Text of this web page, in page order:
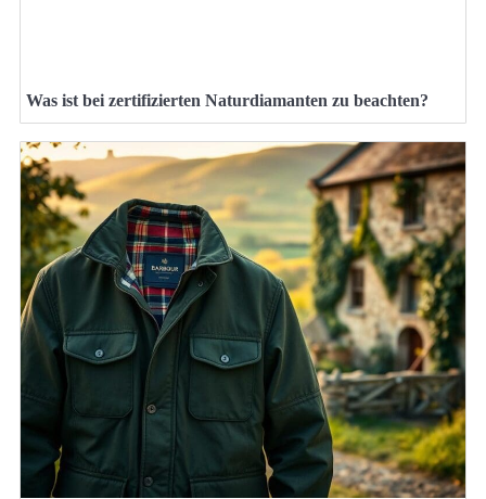
Was ist bei zertifizierten Naturdiamanten zu beachten?